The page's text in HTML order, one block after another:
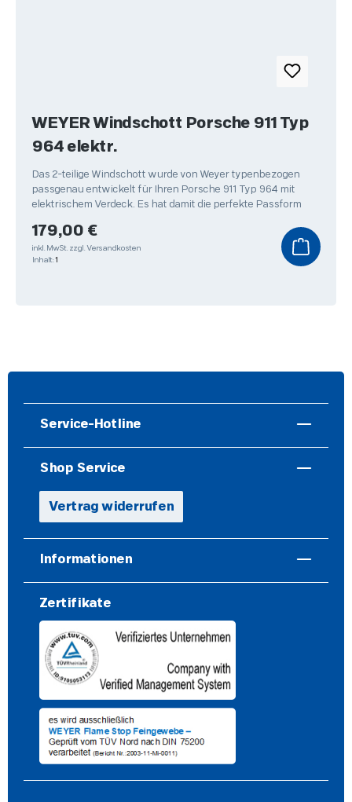
WEYER Windschott Porsche 911 Typ
964 elektr.
Das 2-teilige Windschott wurde von Weyer typenbezogen
passgenau entwickelt für Ihren Porsche 911 Typ 964 mit
elektrischem Verdeck. Es hat damit die perfekte Passform
Regulärer Preis:
179,00 €
inkl. MwSt. zzgl. Versandkosten
Inhalt: 1
Service-Hotline
Shop Service
Vertrag widerrufen
Informationen
Zertifikate